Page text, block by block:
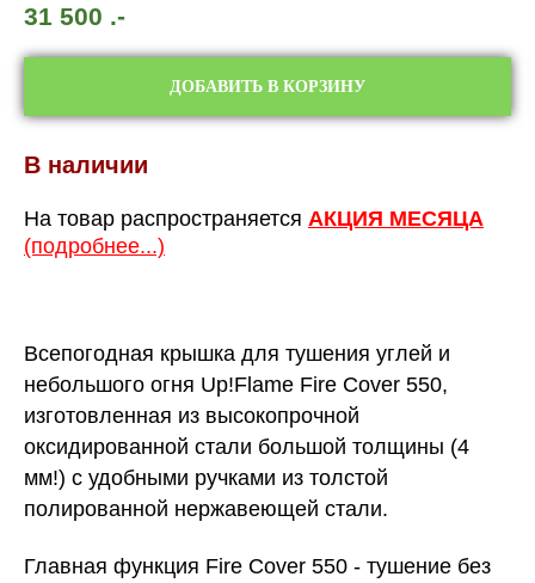
31 500 .-
ДОБАВИТЬ В КОРЗИНУ
В наличии
На товар распространяется АКЦИЯ МЕСЯЦА
(подробнее...)
Всепогодная крышка для тушения углей и
небольшого огня Up!Flame Fire Cover 550,
изготовленная из высокопрочной
оксидированной стали большой толщины (4
мм!) с удобными ручками из толстой
полированной нержавеющей стали.
Главная функция Fire Cover 550 - тушение без